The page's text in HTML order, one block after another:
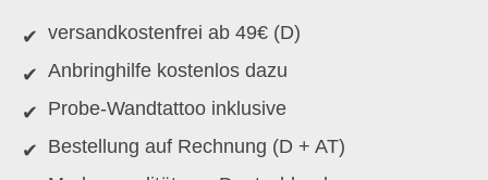
versandkostenfrei ab 49€ (D)
Anbringhilfe kostenlos dazu
Probe-Wandtattoo inklusive
Bestellung auf Rechnung (D + AT)